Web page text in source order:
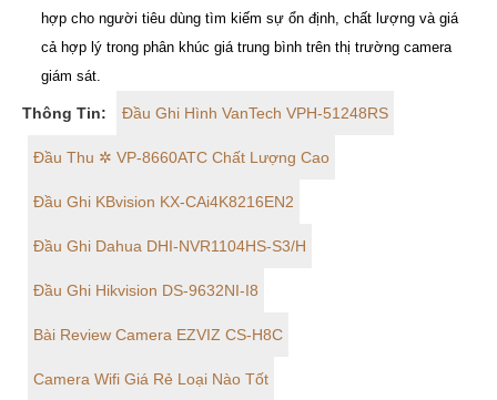
hợp cho người tiêu dùng tìm kiếm sự ổn định, chất lượng và giá
cả hợp lý trong phân khúc giá trung bình trên thị trường camera
giám sát.
Thông Tin: Đầu Ghi Hình VanTech VPH-51248RS
Đầu Thu ✲ VP-8660ATC Chất Lượng Cao
Đầu Ghi KBvision KX-CAi4K8216EN2
Đầu Ghi Dahua DHI-NVR1104HS-S3/H
Đầu Ghi Hikvision DS-9632NI-I8
Bài Review Camera EZVIZ CS-H8C
Camera Wifi Giá Rẻ Loại Nào Tốt